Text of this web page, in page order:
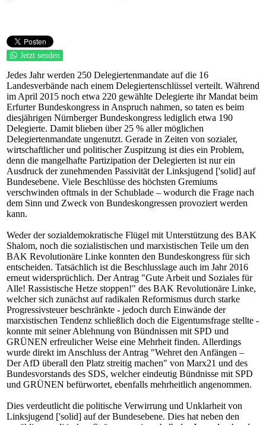
Jetzt senden
Jedes Jahr werden 250 Delegiertenmandate auf die 16
Landesverbände nach einem Delegiertenschlüssel verteilt. Während
im April 2015 noch etwa 220 gewählte Delegierte ihr Mandat beim
Erfurter Bundeskongress in Anspruch nahmen, so taten es beim
diesjährigen Nürnberger Bundeskongress lediglich etwa 190
Delegierte. Damit blieben über 25 % aller möglichen
Delegiertenmandate ungenutzt. Gerade in Zeiten von sozialer,
wirtschaftlicher und politischer Zuspitzung ist dies ein Problem,
denn die mangelhafte Partizipation der Delegierten ist nur ein
Ausdruck der zunehmenden Passivität der Linksjugend ['solid] auf
Bundesebene. Viele Beschlüsse des höchsten Gremiums
verschwinden oftmals in der Schublade – wodurch die Frage nach
dem Sinn und Zweck von Bundeskongressen provoziert werden
kann.
Weder der sozialdemokratische Flügel mit Unterstützung des BAK
Shalom, noch die sozialistischen und marxistischen Teile um den
BAK Revolutionäre Linke konnten den Bundeskongress für sich
entscheiden. Tatsächlich ist die Beschlusslage auch im Jahr 2016
erneut widersprüchlich. Der Antrag "Gute Arbeit und Soziales für
Alle! Rassistische Hetze stoppen!" des BAK Revolutionäre Linke,
welcher sich zunächst auf radikalen Reformismus durch starke
Progressivsteuer beschränkte - jedoch durch Einwände der
marxistischen Tendenz schließlich doch die Eigentumsfrage stellte -
konnte mit seiner Ablehnung von Bündnissen mit SPD und
GRÜNEN erfreulicher Weise eine Mehrheit finden. Allerdings
wurde direkt im Anschluss der Antrag "Wehret den Anfängen –
Der AfD überall den Platz streitig machen" von Marx21 und des
Bundesvorstands des SDS, welcher eindeutig Bündnisse mit SPD
und GRÜNEN befürwortet, ebenfalls mehrheitlich angenommen.
Dies verdeutlicht die politische Verwirrung und Unklarheit von
Linksjugend ['solid] auf der Bundesebene. Dies hat neben den